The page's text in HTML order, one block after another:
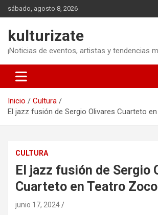
Saltar
al
sábado, agosto 8, 2026
kulturizate
¡Noticias de eventos, artistas y tendencias
Inicio
Cultura
El jazz fusión de Sergio Olivares Cuarteto
CULTURA
El jazz fusión de Sergio
Cuarteto en Teatro Zoco
junio 17, 2024